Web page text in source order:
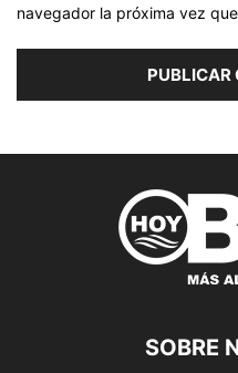
navegador la próxima vez
SOBRE